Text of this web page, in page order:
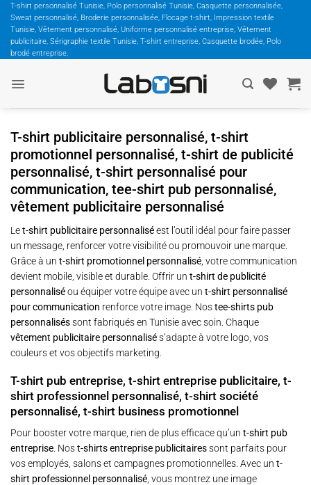
Passer
contenu
T-shirt personnalisé Tunisie, Polo personnalisé Tunisie, Casquette personnalisée,
Sweat personnalisé, Broderie personnalisée, Flocage t-shirt, Impression textile
Tunisie, Vêtement personnalisé, Uniforme personnalisé entreprise, Vêtement
publicitaire, Sérigraphie textile Tunisie, T-shirt entreprise, Casquette brodée, Polo
brodé entreprise,
T-shirt publicitaire personnalisé, t-shirt
promotionnel personnalisé, t-shirt de publicité
personnalisé, t-shirt personnalisé pour
communication, tee-shirt pub personnalisé,
vêtement publicitaire personnalisé
Let-shirt publicitaire personnaliséest l’outil idéal pour faire passer
un message, renforcer votre visibilité ou promouvoir une marque.
Grâce à un t-shirt promotionnel personnalisé , votre communication
devient mobile, visible et durable. Offrir un t-shirt de publicité
personnaliséou équiper votre équipe avec un t-shirt personnalisé
pour communication renforce votre image. Nostee-shirts pub
personnaliséssont fabriqués en Tunisie avec soin. Chaque
vêtement publicitaire personnalisés’adapte à votre logo, vos
couleurs et vos objectifs marketing.
T-shirt pub entreprise, t-shirt entreprise publicitaire, t-
shirt professionnel personnalisé, t-shirt société
personnalisé, t-shirt business promotionnel
Pour booster votre marque, rien de plus efficace qu’un t-shirt pub
entreprise . Nost-shirts entreprise publicitairessont parfaits pour
vos employés, salons et campagnes promotionnelles. Avec un t-
shirt professionnel personnalisé , vous montrez une image